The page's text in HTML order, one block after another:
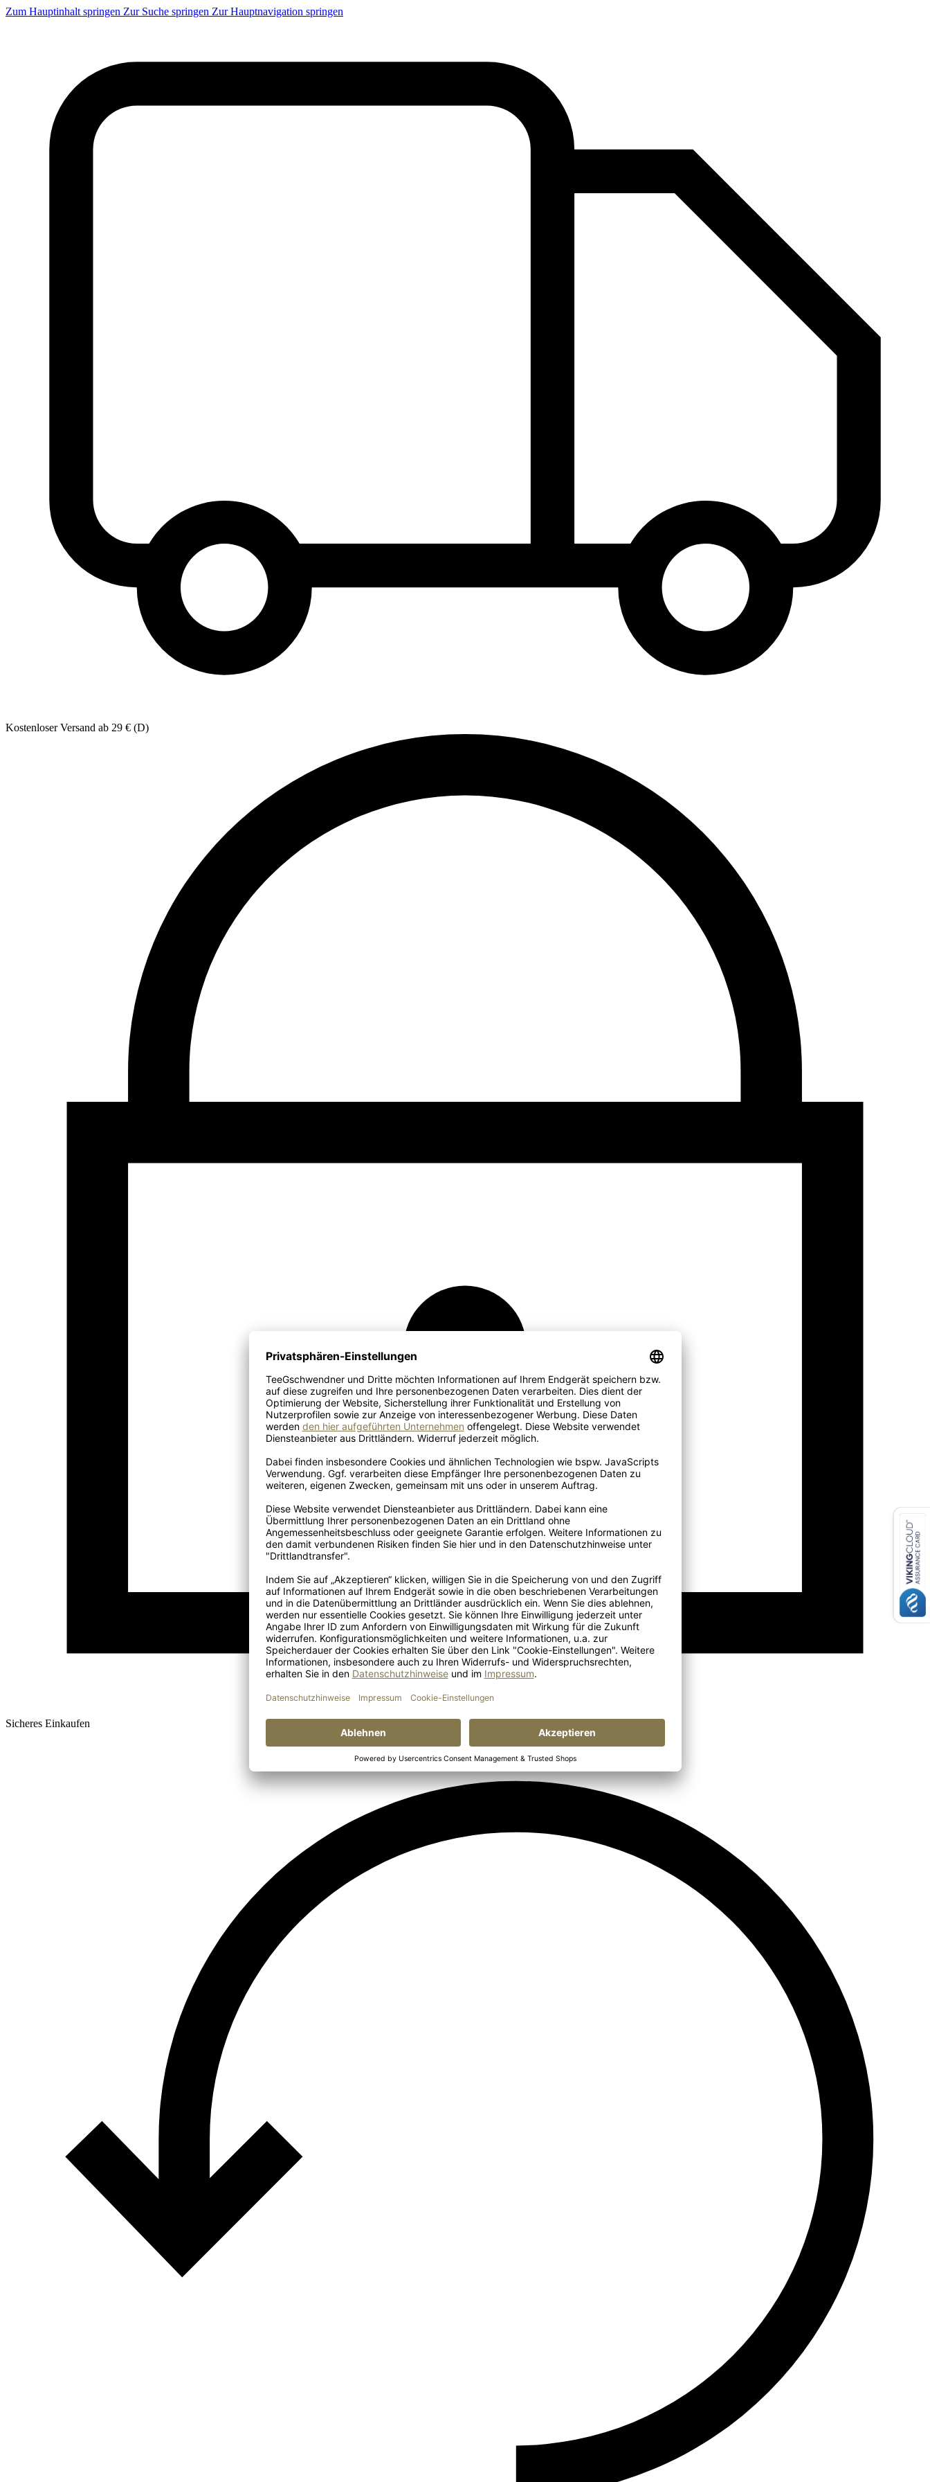
Zum Hauptinhalt springen Zur Suche springen Zur Hauptnavigation springen
Kostenloser Versand ab 29 € (D)
Sicheres Einkaufen